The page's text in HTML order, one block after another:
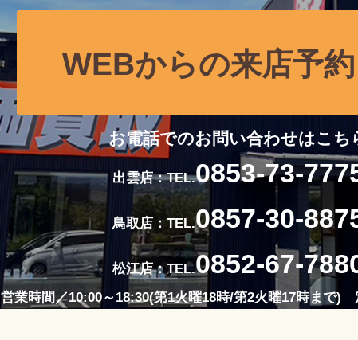
WEBからの来店予約
お電話でのお問い合わせはこち
出雲店：TEL.0853-73-
鳥取店：TEL.0857-30-
松江店：TEL.0852-67-
営業時間／10:00～18:30(第1火曜18時/第2火曜17時まで)